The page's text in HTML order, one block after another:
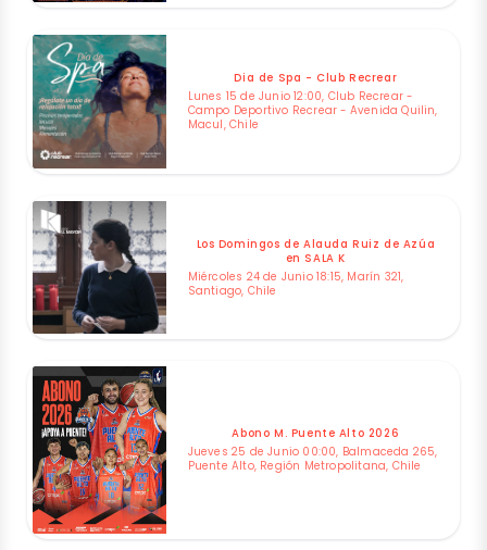
Dia de Spa - Club Recrear
Lunes 15 de Junio 12:00, Club Recrear -
Campo Deportivo Recrear - Avenida Quilin,
Macul, Chile
Los Domingos de Alauda Ruiz de Azúa
en SALA K
Miércoles 24 de Junio 18:15, Marín 321,
Santiago, Chile
Abono M. Puente Alto 2026
Jueves 25 de Junio 00:00, Balmaceda 265,
Puente Alto, Región Metropolitana, Chile